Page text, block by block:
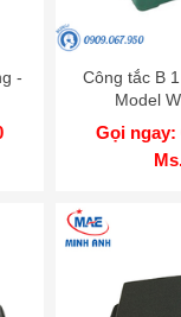
-
Công tắc B
Model
Gọi ngay: